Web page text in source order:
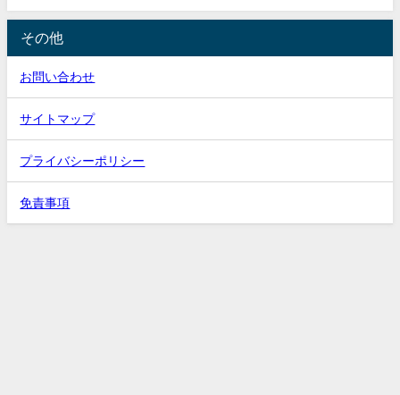
その他
お問い合わせ
サイトマップ
プライバシーポリシー
免責事項